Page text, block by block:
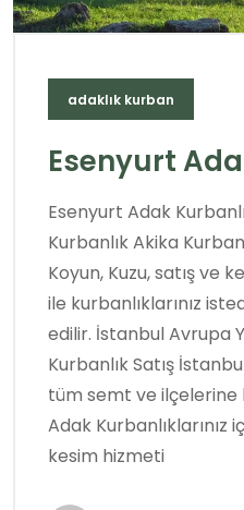
adaklık kurban
Esenyurt
Esenyurt Adak
Kurbanlık Akika
Koyun, Kuzu, satış ve
ile kurbanlıklarınız
edilir. İstanbul Avrupa
Kurbanlık Satış
tüm semt ve
Adak Kurbanlıklarınız
kesim hizmeti